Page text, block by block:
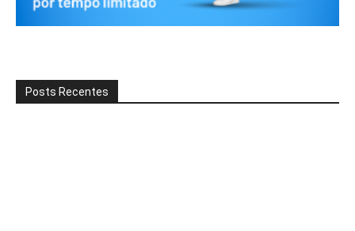
Posts Recentes